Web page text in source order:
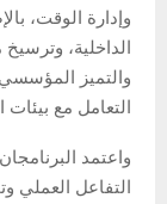
وإدارة الوقت،
الداخلية،
والتميز
التعامل مع بيئات
واعتمد
التفاعل العملي